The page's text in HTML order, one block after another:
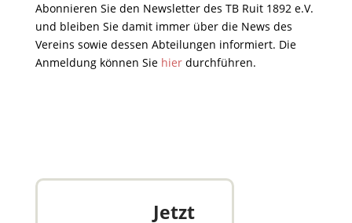
Abonnieren Sie den Newsletter des TB Ruit 1892 e.V.
und bleiben Sie damit immer über die News des
Vereins sowie dessen Abteilungen informiert. Die
Anmeldung können Sie hierdurchführen.
Jetzt